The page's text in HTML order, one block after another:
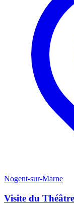
Nogent-sur-Marne
Visite du